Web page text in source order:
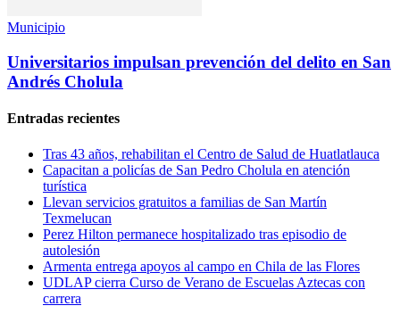
Municipio
Universitarios impulsan prevención del delito en San
Andrés Cholula
Entradas recientes
Tras 43 años, rehabilitan el Centro de Salud de Huatlatlauca
Capacitan a policías de San Pedro Cholula en atención
turística
Llevan servicios gratuitos a familias de San Martín
Texmelucan
Perez Hilton permanece hospitalizado tras episodio de
autolesión
Armenta entrega apoyos al campo en Chila de las Flores
UDLAP cierra Curso de Verano de Escuelas Aztecas con
carrera